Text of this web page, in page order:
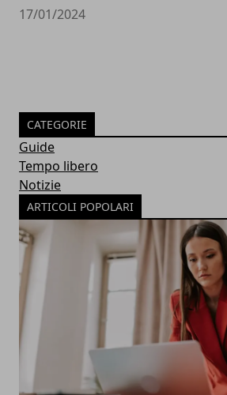
17/01/2024
CATEGORIE
Guide
Tempo libero
Notizie
ARTICOLI POPOLARI